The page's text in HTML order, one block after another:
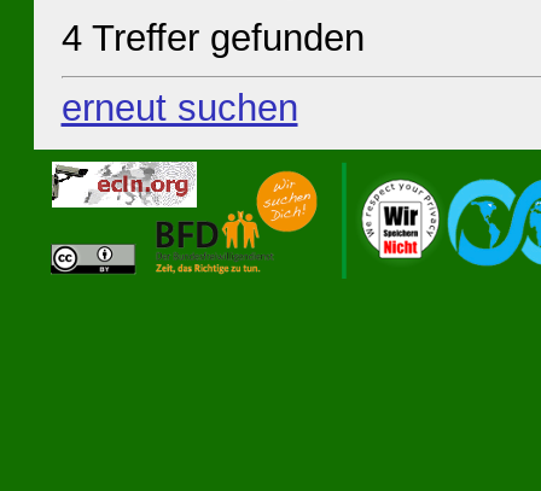
4 Treffer gefunden
erneut suchen